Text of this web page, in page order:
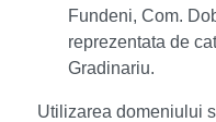
Fundeni, Com.
reprezentata de
Gradinariu.
Utilizarea domeniului